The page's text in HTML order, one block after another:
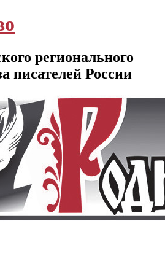
регионального
писателей России